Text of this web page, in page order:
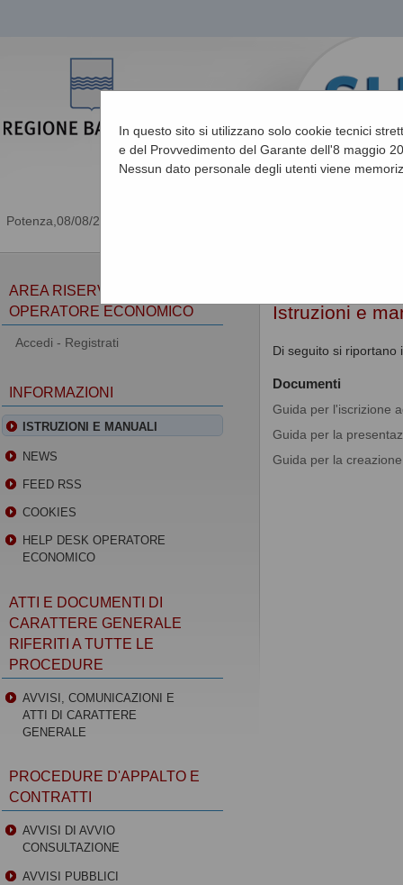
08/08/2026 23:55
In questo sito si utilizzano solo cookie tecnici
e del Provvedimento del Garante dell'8 maggio
Nessun dato personale degli utenti viene
Istruzioni e
Di seguito si riportano
Documenti
Guida per l'iscrizione
Guida per la
Guida per la
AREA RISERVATA
OPERATORE ECONOMICO
Accedi - Registrati
INFORMAZIONI
ISTRUZIONI E MANUALI
NEWS
FEED RSS
COOKIES
HELP DESK OPERATORE
ECONOMICO
ATTI E DOCUMENTI DI
CARATTERE GENERALE
RIFERITI A TUTTE LE
PROCEDURE
AVVISI, COMUNICAZIONI E
ATTI DI CARATTERE
GENERALE
PROCEDURE D'APPALTO E
CONTRATTI
AVVISI DI AVVIO
CONSULTAZIONE
AVVISI PUBBLICI